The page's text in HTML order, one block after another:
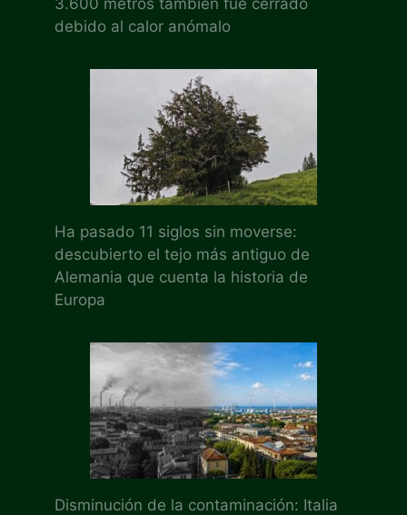
3.600 metros también fue cerrado
debido al calor anómalo
Ha pasado 11 siglos sin moverse:
descubierto el tejo más antiguo de
Alemania que cuenta la historia de
Europa
Disminución de la contaminación: Italia